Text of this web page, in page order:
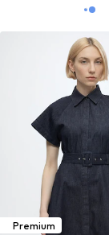
Premium